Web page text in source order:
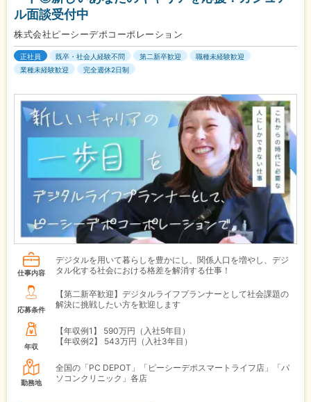
ル面談受付中
株式会社ピーシーデポコーポレーション
正社員 既卒・社会人経験不問 第二新卒歓迎
職種未経験歓迎
業種未経験歓迎
完全週休2日制
仕事内容
デジタルを用いて暮らしを豊かにし、関係人口を増やし、デジ
タル化する社会における格差を解消する仕事！
応募条件
【第二新卒歓迎】デジタルライフプランナーとして社会課題の
解決に挑戦したい方を歓迎します
年収
【年収例1】
590万円（入社5年目）
【年収例2】
543万円（入社3年目）
勤務地
全国の「PC DEPOT」「ピーシーデポスマートライフ店」「パ
ソコンクリニック」各店